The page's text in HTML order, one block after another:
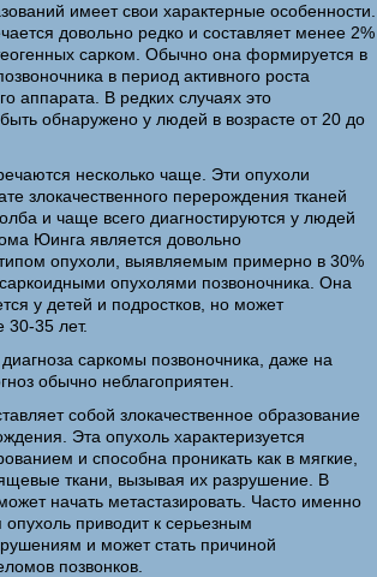
имеет свои характерные особенности.
довольно редко и составляет менее 2%
сарком. Обычно она формируется в
в период активного роста
аппарата. В редких случаях это
обнаружено у людей в возрасте от 20 до
несколько чаще. Эти опухоли
злокачественного перерождения тканей
и чаще всего диагностируются у людей
Юинга является довольно
опухоли, выявляемым примерно в 30%
опухолями позвоночника. Она
у детей и подростков, но может
30-35 лет.
саркомы позвоночника, даже на
обычно неблагоприятен.
собой злокачественное образование
Эта опухоль характеризуется
и способна проникать как в мягкие,
ткани, вызывая их разрушение. В
начать метастазировать. Часто именно
опухоль приводит к серьезным
и может стать причиной
позвонков.